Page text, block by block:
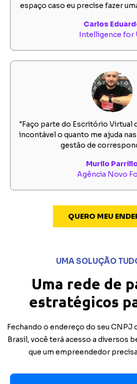
espaço caso eu precise fazer
Carlos
Intelligence for
"Faço parte do Escritório Virtual
incontável o quanto me ajuda
gestão de
Murilo
Agência Novo
QUERO MEU
UMA SOLUÇÃO
Uma rede de
estratégicos
Fechando o endereço do seu CNPJ
Brasil, você terá acesso a diversos
que um empreendedor